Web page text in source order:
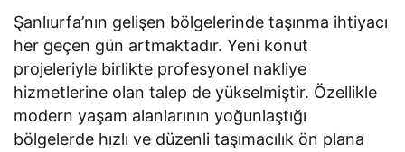
Şanlıurfa’nın gelişen bölgelerinde taşınma ihtiyacı
her geçen gün artmaktadır. Yeni konut
projeleriyle birlikte profesyonel nakliye
hizmetlerine olan talep de yükselmiştir. Özellikle
modern yaşam alanlarının yoğunlaştığı
bölgelerde hızlı ve düzenli taşımacılık ön plana